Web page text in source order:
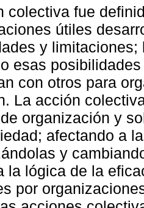
colectiva fue
útiles
y
esas
con otros para
La acción
organización y
afectando a
y
la lógica de la
por